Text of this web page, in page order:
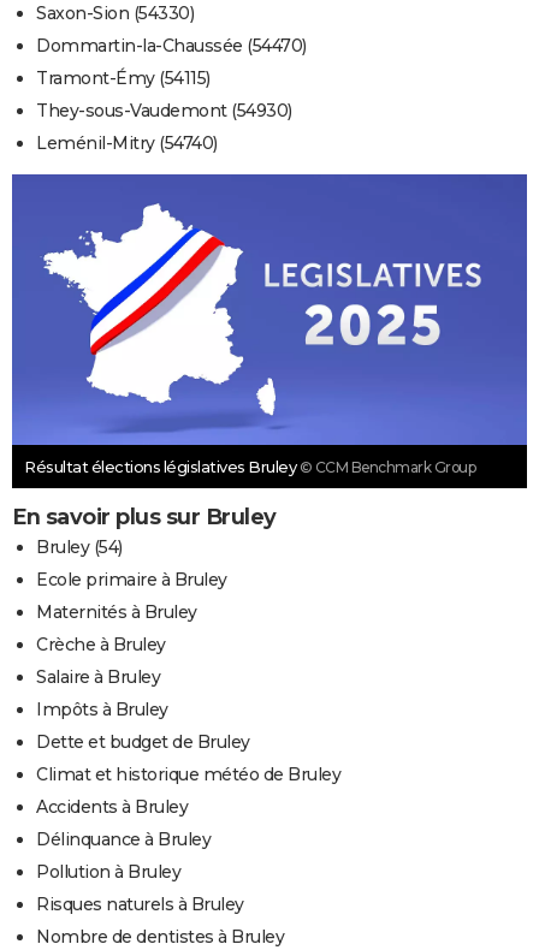
Saxon-Sion (54330)
Dommartin-la-Chaussée (54470)
Tramont-Émy (54115)
They-sous-Vaudemont (54930)
Leménil-Mitry (54740)
Résultat élections législatives Bruley © CCM Benchmark Group
En savoir plus sur Bruley
Bruley (54)
Ecole primaire à Bruley
Maternités à Bruley
Crèche à Bruley
Salaire à Bruley
Impôts à Bruley
Dette et budget de Bruley
Climat et historique météo de Bruley
Accidents à Bruley
Délinquance à Bruley
Pollution à Bruley
Risques naturels à Bruley
Nombre de dentistes à Bruley